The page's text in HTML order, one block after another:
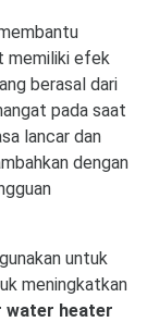
memiliki efek
berasal dari
pada saat
lancar dan
dengan
untuk
meningkatkan
water heater